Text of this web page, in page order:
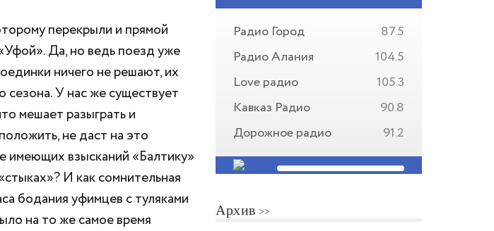
перекрыли и прямой
Да, но ведь поезд уже
ничего не решают, их
У нас же существует
мешает разыграть и
не даст на это
имеющих взысканий «Балтику»
И как сомнительная
бодания уфимцев с туляками
на то же самое время
Радио Город
87.5
Радио Алания
104.5
Love радио
105.3
Кавказ Радио
90.8
Дорожное радио
91.2
Архив